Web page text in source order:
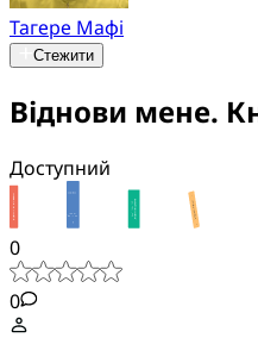
Тагере Мафі
Стежити
Віднови мене.
Доступний
0
0